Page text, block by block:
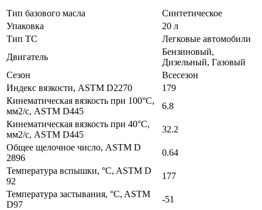
Тип базового масла
Синтетическое
Упаковка
20 л
Тип ТС
Легковые автомобили
Двигатель
Бензиновый,
Дизельный, Газовый
Сезон
Всесезон
Индекс вязкости, ASTM D2270
179
Кинематическая вязкость при 100°C,
мм2/с, ASTM D445
6.8
Кинематическая вязкость при 40°C,
мм2/с, ASTM D445
32.2
Общее щелочное число, ASTM D
2896
0.64
Температура вспышки, °C, ASTM D
92
177
Температура застывания, °C, ASTM
D97
-51